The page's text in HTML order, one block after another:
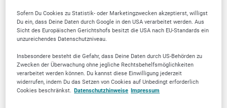
Sofern Du Cookies zu Statistik- oder Marketingzwecken akzeptierst, willigst
Du ein, dass Deine Daten durch Google in den USA verarbeitet werden. Aus
Sicht des Europäischen Gerichtshofs besitzt die USA nach EU-Standards ein
unzureichendes Datenschutzniveau.
Insbesondere besteht die Gefahr, dass Deine Daten durch US-Behörden zu
Zwecken der Überwachung ohne jegliche Rechtsbehelfsmöglichkeiten
verarbeitet werden können. Du kannst diese Einwilligung jederzeit
widerrufen, indem Du das Setzen von Cookies auf Unbedingt erforderlich
Cookies beschränkst. Datenschutzhinweise Impressum